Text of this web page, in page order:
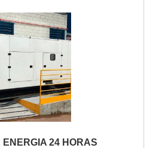
24 HORAS